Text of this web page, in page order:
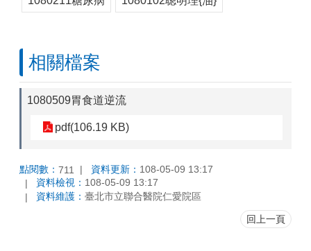
相關檔案
1080509胃食道逆流
pdf(106.19 KB)
點閱數： 711 資料更新： 108-05-09 13:17
資料檢視： 108-05-09 13:17
資料維護： 臺北市立聯合醫院仁愛院區
回上一頁